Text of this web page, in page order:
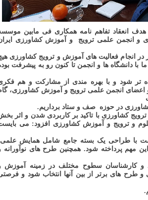
انعقاد تفاهم نامه همکاری فی مابین موسسه
انجمن علمی ترویج و آموزش کشاورزی ایران
در انجام فعالیت های آموزش و ترویج کشاورزی هیچ
با دانشگاه ها و انجمن تا کنون رو به پیشرفت بوده
تر شود و با بهره مندی از مشارکت و هم فکری
انجمن علمی ترویج و آموزش کشاورزی، گام
در حوزه صف و ستاد برداریم.
کشاورزی با تاکید بر کاربردی شدن و اثر بخش
و ترویج و آموزش کشاورزی افزود: می بایست
با طراحی یک بسته جامع شامل همایش علمی،
مهم پرداخته شود. همچنین طرح های نوآورانه و
کارشناسان سطوح مختلف در زمینه آموزش و
طرح های برتر از بین آنها انتخاب شود و فرصتی